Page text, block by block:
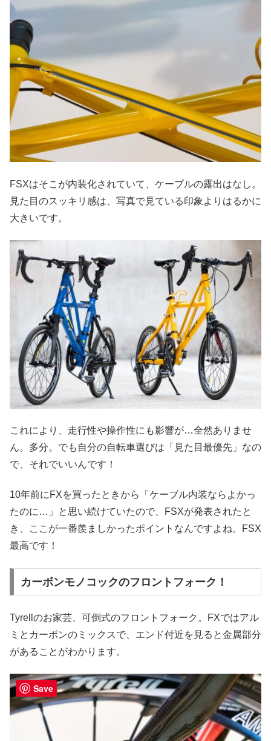
FSXはそこが内装化されていて、ケーブルの露出はなし。
見た目のスッキリ感は、写真で見ている印象よりはるかに
大きいです。
これにより、走行性や操作性にも影響が…全然ありませ
ん。多分。でも自分の自転車選びは「見た目最優先」なの
で、それでいいんです！
10年前にFXを買ったときから「ケーブル内装ならよかっ
たのに…」と思い続けていたので、FSXが発表されたと
き、ここが一番羨ましかったポイントなんですよね。FSX
最高です！
カーボンモノコックのフロントフォーク！
Tyrellのお家芸、可倒式のフロントフォーク。FXではアル
ミとカーボンのミックスで、エンド付近を見ると金属部分
があることがわかります。
Save